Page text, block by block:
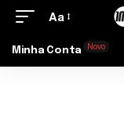
Aa
Minha Conta Novo